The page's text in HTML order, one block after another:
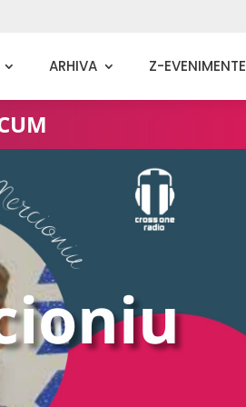
ARHIVA Z-EVENIMENTE